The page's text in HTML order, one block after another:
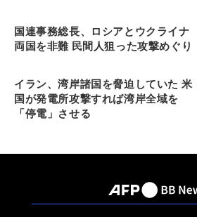
国連事務総長、ロシアとウクライナ
両国を非難 民間人狙った攻撃めぐり
イラン、湾岸諸国を脅迫していた 米
国が発電所攻撃すれば湾岸全域を
「停電」させる